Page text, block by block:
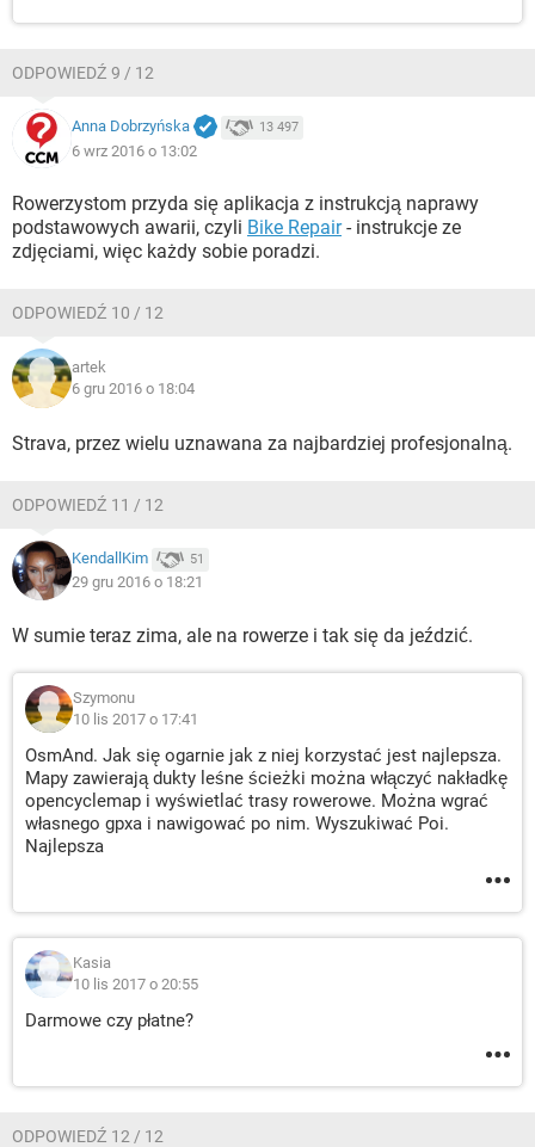
ODPOWIEDŹ 9 / 12
Anna Dobrzyńska 13 497
6 wrz 2016 o 13:02
Rowerzystom przyda się aplikacja z instrukcją naprawy
podstawowych awarii, czyli Bike Repair- instrukcje ze
zdjęciami, więc każdy sobie poradzi.
ODPOWIEDŹ 10 / 12
artek
6 gru 2016 o 18:04
Strava, przez wielu uznawana za najbardziej profesjonalną.
ODPOWIEDŹ 11 / 12
KendallKim 51
29 gru 2016 o 18:21
W sumie teraz zima, ale na rowerze i tak się da jeździć.
Szymonu
10 lis 2017 o 17:41
OsmAnd. Jak się ogarnie jak z niej korzystać jest najlepsza.
Mapy zawierają dukty leśne ścieżki można włączyć nakładkę
opencyclemap i wyświetlać trasy rowerowe. Można wgrać
własnego gpxa i nawigować po nim. Wyszukiwać Poi.
Najlepsza
Kasia
10 lis 2017 o 20:55
Darmowe czy płatne?
ODPOWIEDŹ 12 / 12